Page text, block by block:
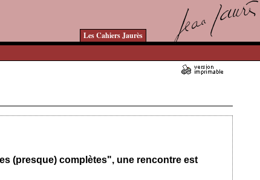
Les Cahiers Jaurès
(presque) complètes", une rencontre est